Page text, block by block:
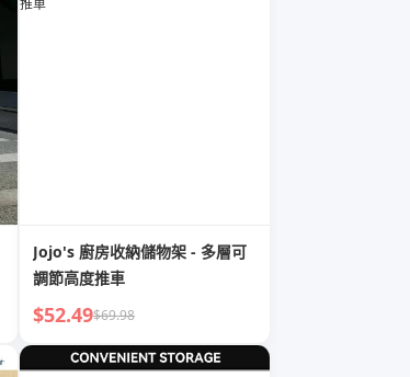
Jojo's 廚房收納儲物架 - 多層可
調節高度推車
$52.49$69.98